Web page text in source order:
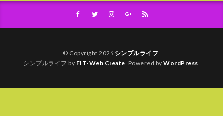
© Copyright 2026 シンプルライフ.
シンプルライフ by FIT-Web Create. Powered by WordPress.